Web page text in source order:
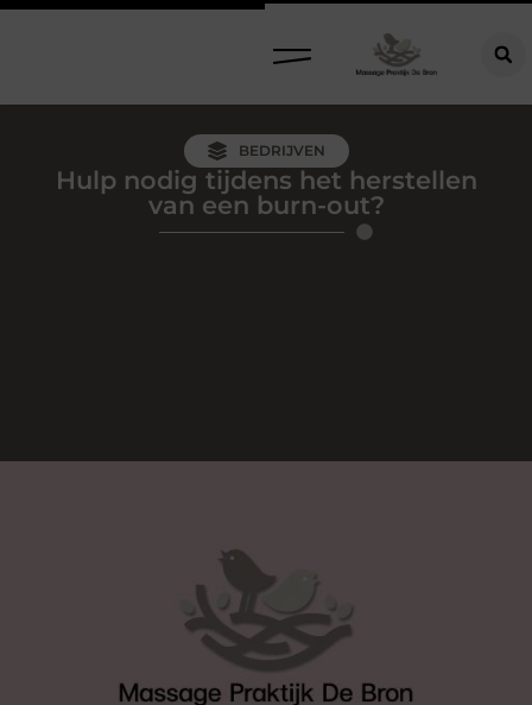
BEDRIJVEN
Hulp nodig tijdens het herstellen
van een burn-out?